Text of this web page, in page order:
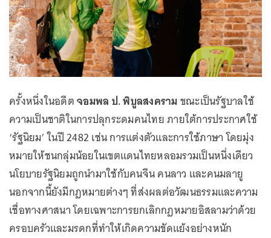
ครั้งหนึ่งในอดีตจอมพล ป. พิบูลสงคราม ขณะเป็นรัฐบาลใช้
ความเป็นชาติในการปลุกระดมคนไทย ภายใต้การประกาศใช้
‘รัฐนิยม’ ในปี 2482 เช่น การแต่งตัวและการใช้ภาษา โดยมุ่ง
หมายให้ชนกลุ่มน้อยในเขตแดนไทยหลอมรวมเป็นหนึ่งเดียว
นโยบายรัฐนิยมถูกนำมาใช้กับคนจีน คนลาว และคนมลายู
นอกจากนี้ยังมีกฎหมายต่างๆ ที่ส่งผลต่อวัฒนธรรมและความ
เชื่อทางศาสนา โดยเฉพาะการยกเลิกกฎหมายอิสลามว่าด้วย
ครอบครัวและมรดกที่ทำให้เกิดความขัดแย้งอย่างหนัก